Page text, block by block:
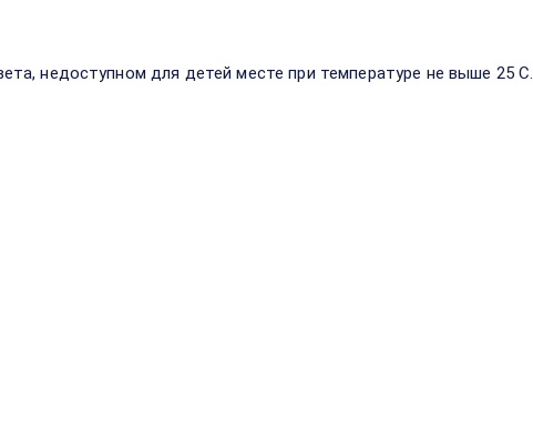
недоступном для детей месте при температуре не выше 25 С.